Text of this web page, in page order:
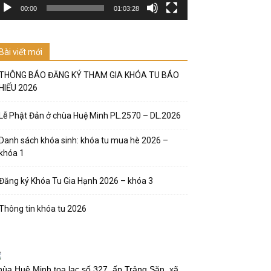
00:00 01:03:28
viết mới
BÁO ĐĂNG KÝ THAM GIA KHÓA TU BÁO
2026
Phật Đản ở chùa Huệ Minh PL.2570 – DL.2026
sách khóa sinh: khóa tu mua hè 2026 –
1
ký Khóa Tu Gia Hạnh 2026 – khóa 3
tin khóa tu 2026